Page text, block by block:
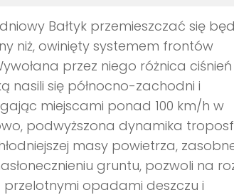
Bałtyk przemieszczać się
niż, owinięty systemem frontów
przez niego różnica ciśnień
nasili się północno-zachodni i
miejscami ponad 100 km/h w
podwyższona dynamika
masy powietrza,
gruntu, pozwoli na
przelotnymi opadami deszczu i